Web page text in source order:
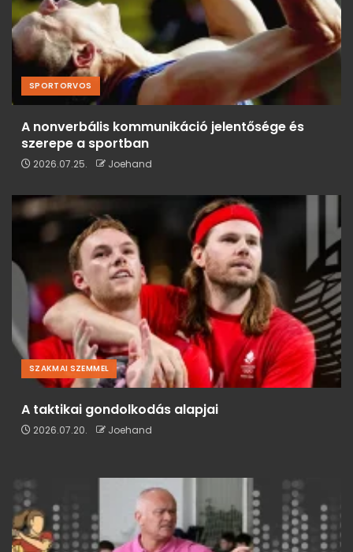
SPORTORVOS
A nonverbális kommunikáció jelentősége és
szerepe a sportban
2026.07.25. Joehand
SZAKMAI SZEMMEL
A taktikai gondolkodás alapjai
2026.07.20. Joehand